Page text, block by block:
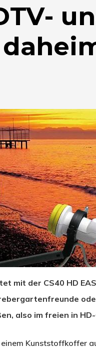
zum Schließen.
mit der CS40 HD
also im freien in
Kunststoffkoffer